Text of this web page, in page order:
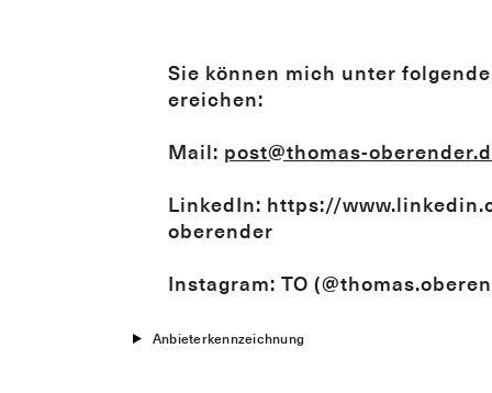
Sie können mich unter
ereichen:
Mail: post@thomas-
LinkedIn: https://
oberender
Instagram: TO
Anbieterkennzeichnung